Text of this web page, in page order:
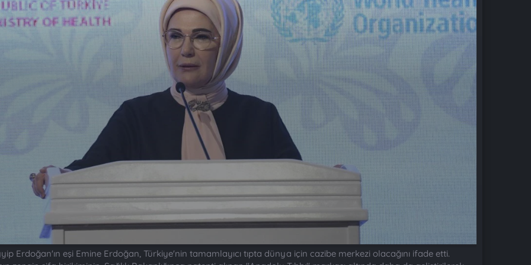
Erdoğan'ın eşi Emine Erdoğan, Türkiye'nin tamamlayıcı tıpta dünya için cazibe merkezi olacağını ifade etti.